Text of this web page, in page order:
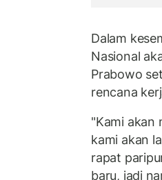
Dalam
Nasional
Prabowo
rencana
"Kami akan
kami akan
rapat
baru, jadi